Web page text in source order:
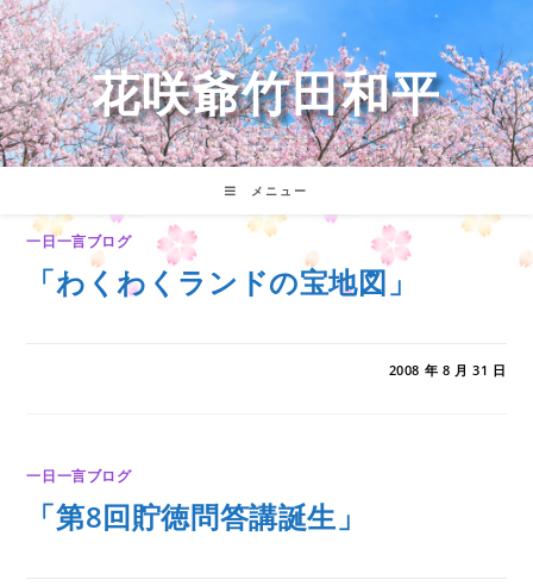
コ
ン
テ
ン
ツ
へ
ス
花咲爺竹田和平
メニュー
一日一言ブログ
「わくわくランドの宝地図」
2008 年 8 月 31 日
一日一言ブログ
「第8回貯徳問答講誕生」